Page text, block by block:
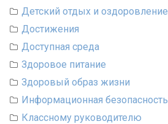
Детский отдых и оздоровление
Достижения
Доступная среда
Здоровое питание
Здоровый образ жизни
Информационная безопасность
Классному руководителю